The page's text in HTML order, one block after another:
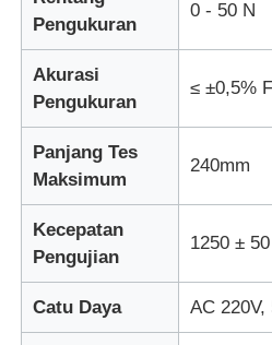
mesin pengujian abrasi
Peralatan Pengujian Alas
Pengukuran
0 - 50 N
Akurasi
Pengukuran
≤ ±0,5%
Panjang Tes
Maksimum
240mm
Kecepatan
Pengujian
1250 ±
Catu Daya AC